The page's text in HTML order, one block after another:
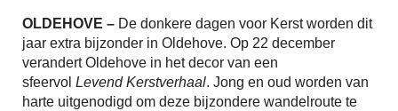
OLDEHOVE – De donkere dagen voor Kerst worden dit
jaar extra bijzonder in Oldehove. Op 22 december
verandert Oldehove in het decor van een
sfeervol Levend Kerstverhaal. Jong en oud worden van
harte uitgenodigd om deze bijzondere wandelroute te